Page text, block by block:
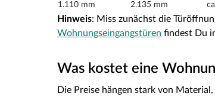
1.110 mm
2.135 mm
Hinweis: Miss zunächst die
Wohnungseingangstüren findest Du
Was kostet eine
Die Preise hängen stark von